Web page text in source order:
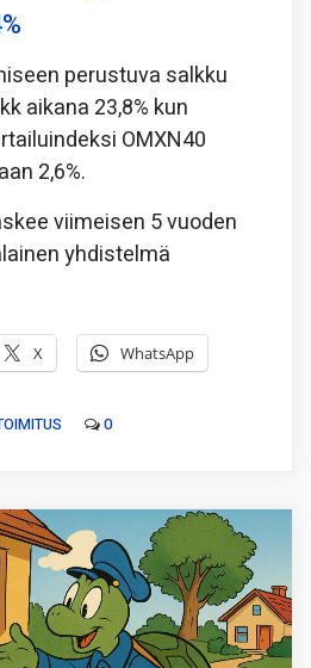
perustuva salkku
aikana 23,8% kun
OMXN40
2,6%.
viimeisen 5 vuoden
yhdistelmä
X WhatsApp
0